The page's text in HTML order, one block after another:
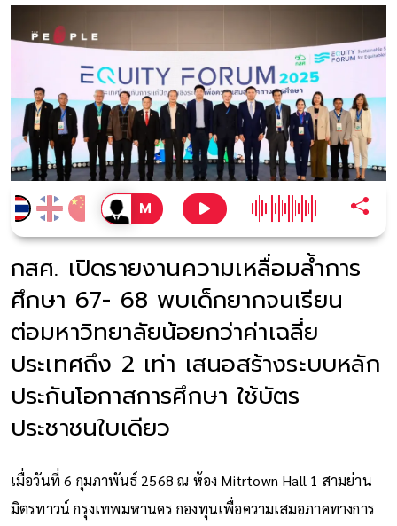
กสศ. เปิดรายงานความเหลื่อมล้ำการ
ศึกษา 67- 68 พบเด็กยากจนเรียน
ต่อมหาวิทยาลัยน้อยกว่าค่าเฉลี่ย
ประเทศถึง 2 เท่า เสนอสร้างระบบหลัก
ประกันโอกาสการศึกษา ใช้บัตร
ประชาชนใบเดียว
เมื่อวันที่ 6 กุมภาพันธ์ 2568 ณ ห้อง Mitrtown Hall 1 สามย่าน
มิตรทาวน์ กรุงเทพมหานคร กองทุนเพื่อความเสมอภาคทางการ